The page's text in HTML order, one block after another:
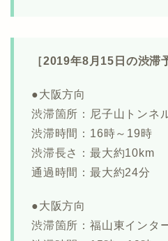
［2019年8月15日の渋滞
●大阪方向
渋滞箇所：尼子山トンネ
渋滞時間：16時～19時
渋滞長さ：最大約10km
通過時間：最大約24分
●大阪方向
渋滞箇所：福山東インタ